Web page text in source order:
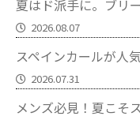
夏はド派手に。ブリ
2026.08.07
スペインカールが人
2026.07.31
メンズ必見！夏こそ